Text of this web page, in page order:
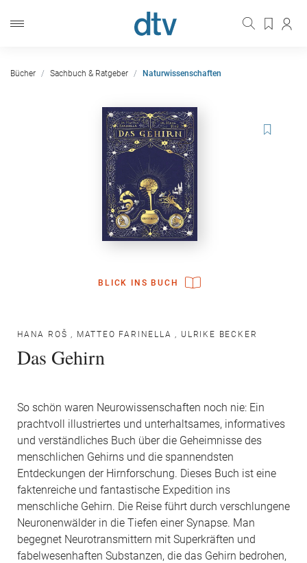
Bücher Sachbuch & Ratgeber Naturwissenschaften
BLICK INS BUCH
HANA ROŠ , MATTEO FARINELLA , ULRIKE BECKER
Das Gehirn
So schön waren Neurowissenschaften noch nie: Ein
prachtvoll illustriertes und unterhaltsames, informatives
und verständliches Buch über die Geheimnisse des
menschlichen Gehirns und die spannendsten
Entdeckungen der Hirnforschung. Dieses Buch ist eine
faktenreiche und fantastische Expedition ins
menschliche Gehirn. Die Reise führt durch verschlungene
Neuronenwälder in die Tiefen einer Synapse. Man
begegnet Neurotransmittern mit Superkräften und
fabelwesenhaften Substanzen, die das Gehirn bedrohen,